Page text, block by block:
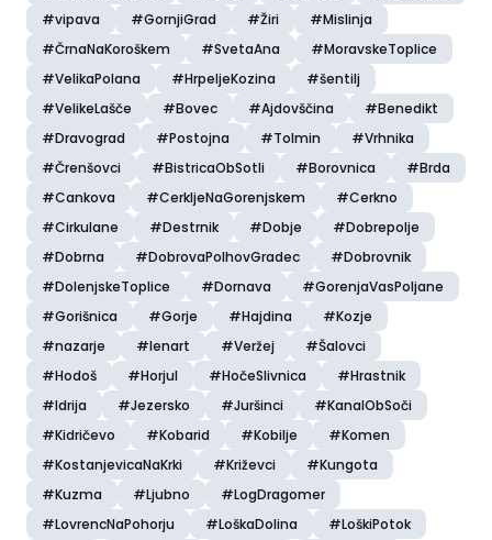
#vipava
#GornjiGrad #Žiri
#Mislinja
#ČrnaNaKoroškem
#SvetaAna
#MoravskeToplice
#VelikaPolana
#HrpeljeKozina
#šentilj
#VelikeLašče
#Bovec #Ajdovščina
#Benedikt
#Dravograd
#Postojna #Tolmin
#Vrhnika
#Črenšovci
#BistricaObSotli #Borovnica
#Brda
#Cankova
#CerkljeNaGorenjskem
#Cerkno
#Cirkulane
#Destrnik #Dobje
#Dobrepolje
#Dobrna
#DobrovaPolhovGradec
#Dobrovnik
#DolenjskeToplice
#Dornava
#GorenjaVasPoljane
#Gorišnica
#Gorje #Hajdina
#Kozje
#nazarje
#lenart #Veržej
#Šalovci
#Hodoš
#Horjul #HočeSlivnica
#Hrastnik
#Idrija
#Jezersko #Juršinci
#KanalObSoči
#Kidričevo
#Kobarid #Kobilje
#Komen
#KostanjevicaNaKrki
#Križevci
#Kungota
#Kuzma
#Ljubno
#LogDragomer
#LovrencNaPohorju
#LoškaDolina
#LoškiPotok